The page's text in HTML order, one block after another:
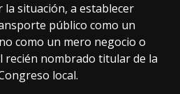
situación, a establecer
público como un
como un mero negocio o
recién nombrado titular de la
local.